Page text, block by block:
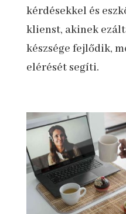
kérdésekkel és
klienst, akinek
készsége fejlődik,
elérését segíti.